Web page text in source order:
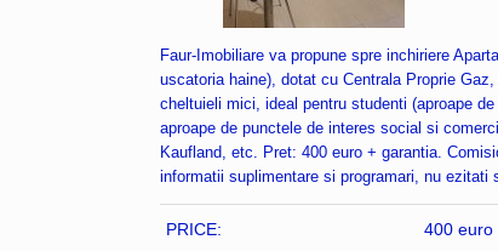
Faur-Imobiliare va propune spre inchiriere
uscatoria haine), dotat cu Centrala Proprie
cheltuieli mici, ideal pentru studenti (aproape
aproape de punctele de interes social si
Kaufland, etc. Pret: 400 euro + garantia.
informatii suplimentare si programari, nu ezitati
PRICE: 400 euro